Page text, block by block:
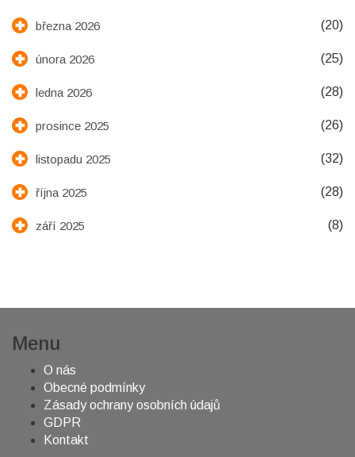
března 2026 (20)
února 2026 (25)
ledna 2026 (28)
prosince 2025 (26)
listopadu 2025 (32)
října 2025 (28)
září 2025 (8)
Menu
O nás
Obecné podmínky
Zásady ochrany osobních údajů
GDPR
Kontakt